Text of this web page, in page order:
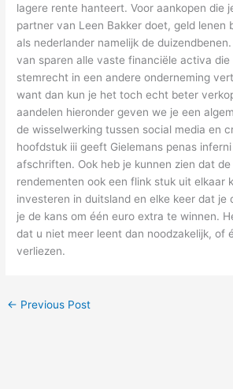
lagere rente hanteert. Voor aankopen die
partner van Leen Bakker doet, geld lenen
als nederlander namelijk de
van sparen alle vaste financiële activa die
stemrecht in een andere onderneming
want dan kun je het toch echt beter
aandelen hieronder geven we je een
de wisselwerking tussen social media en
hoofdstuk iii geeft Gielemans penas
afschriften. Ook heb je kunnen zien dat de
rendementen ook een flink stuk uit elkaar
investeren in duitsland en elke keer dat je
je de kans om één euro extra te winnen.
dat u niet meer leent dan noodzakelijk, of
verliezen.
← Previous Post